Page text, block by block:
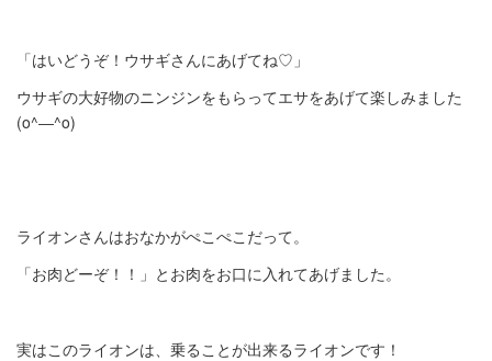
「はいどうぞ！ウサギさんにあげてね♡」
ウサギの大好物のニンジンをもらってエサをあげて楽しみました
(o^―^o)
ライオンさんはおなかがぺこぺこだって。
「お肉どーぞ！！」とお肉をお口に入れてあげました。
実はこのライオンは、乗ることが出来るライオンです！